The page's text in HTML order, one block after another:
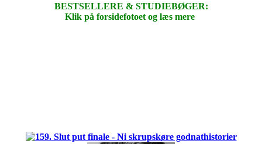
BESTSELLERE & STUDIEBØGER:
Klik på forsidefotoet og læs mere